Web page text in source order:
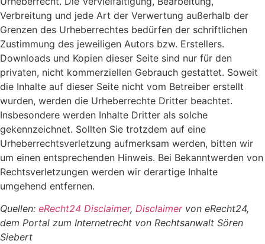
Verbreitung und jede Art der Verwertung außerhalb der
Grenzen des Urheberrechtes bedürfen der schriftlichen
Zustimmung des jeweiligen Autors bzw. Erstellers.
Downloads und Kopien dieser Seite sind nur für den
privaten, nicht kommerziellen Gebrauch gestattet. Soweit
die Inhalte auf dieser Seite nicht vom Betreiber erstellt
wurden, werden die Urheberrechte Dritter beachtet.
Insbesondere werden Inhalte Dritter als solche
gekennzeichnet. Sollten Sie trotzdem auf eine
Urheberrechtsverletzung aufmerksam werden, bitten wir
um einen entsprechenden Hinweis. Bei Bekanntwerden von
Rechtsverletzungen werden wir derartige Inhalte
umgehend entfernen.
Quellen: eRecht24 Disclaimer, Disclaimervon eRecht24,
dem Portal zum Internetrecht von Rechtsanwalt Sören
Siebert